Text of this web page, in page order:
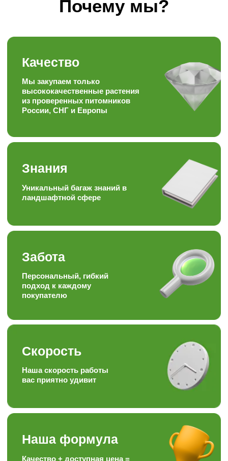
покупателю
Скорость
Наша скорость работы
Наша формула
довольный клиент
Опыт
за растениями
Отзывы наших
любимых
Подписывайтесь на наши аккаунты
в соц.сетях, следите за полезными
статьями и задавайте вопросы